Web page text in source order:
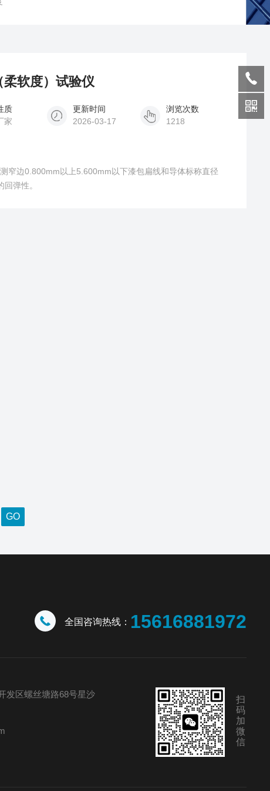
柔软度）试验仪
质
家
更新时间
2026-03-17
浏览次数
1218
窄边0.800mm以上5.600mm以下漆包扁线和导体标称直径
弹性。
全国咨询热线： 15616881972
发区螺丝塘路68号星沙
扫
码
加
微
信